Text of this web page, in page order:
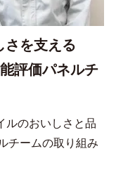
さを支える
評価パネルチ
ルのおいしさと品
チームの取り組み